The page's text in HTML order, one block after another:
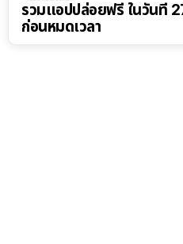
รวมแอปปล่อยฟรี ในวันที่
ก่อนหมดเวลา